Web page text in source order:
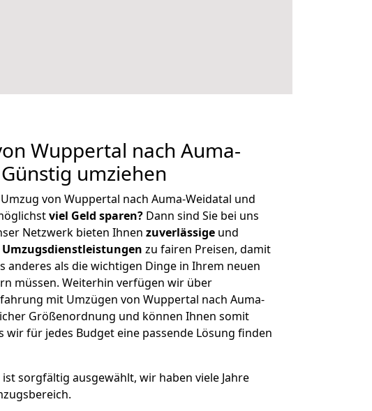
Wuppertal nach Auma-
umziehen
von Wuppertal nach Auma-Weidatal und
viel Geld sparen? Dann sind Sie bei uns
Netzwerk bieten Ihnen zuverlässige und
zu fairen Preisen, damit
anderes als die wichtigen Dinge in Ihrem neuen
müssen. Weiterhin verfügen wir über
mit Umzügen von Wuppertal nach Auma-
Größenordnung und können Ihnen somit
wir für jedes Budget eine passende Lösung finden
ist sorgfältig ausgewählt, wir haben viele Jahre